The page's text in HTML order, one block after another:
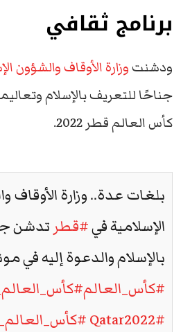
برنامج ثقافي
ودشنتوزارة الأوقاف والشؤون
جناحًا للتعريف بالإسلام
كأس العالم قطر 2022.
بلغات عدة.. وزارة الأوقاف
الإسلامية في#قطر تدشن
بالإسلام والدعوة إليه في
#كأس_العالم
#Qatar2022